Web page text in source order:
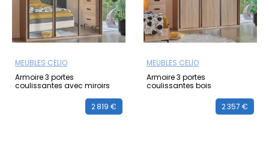
MEUBLES CELIO
Armoire 3 portes
coulissantes avec miroirs
2 819 €
MEUBLES CELIO
Armoire 3 portes
coulissantes bois
2 357 €